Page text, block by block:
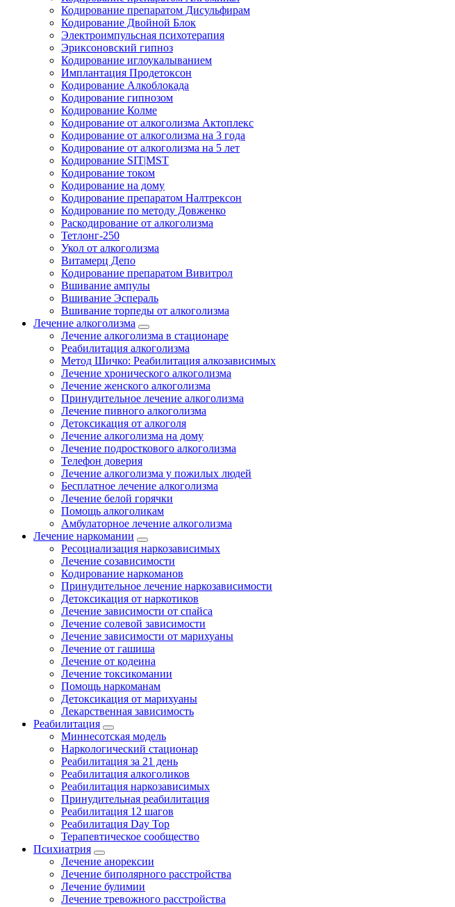
Кодирование препаратом Дисульфирам
Кодирование Двойной Блок
Электроимпульсная психотерапия
Эриксоновский гипноз
Кодирование иглоукалыванием
Имплантация Продетоксон
Кодирование Алкоблокада
Кодирование гипнозом
Кодирование Колме
Кодирование от алкоголизма Актоплекс
Кодирование от алкоголизма на 3 года
Кодирование от алкоголизма на 5 лет
Кодирование SIT|MST
Кодирование током
Кодирование на дому
Кодирование препаратом Налтрексон
Кодирование по методу Довженко
Раскодирование от алкоголизма
Тетлонг-250
Укол от алкоголизма
Витамерц Депо
Кодирование препаратом Вивитрол
Вшивание ампулы
Вшивание Эспераль
Вшивание торпеды от алкоголизма
Лечение алкоголизма
Лечение алкоголизма в стационаре
Реабилитация алкоголизма
Метод Шичко: Реабилитация алкозависимых
Лечение хронического алкоголизма
Лечение женского алкоголизма
Принудительное лечение алкоголизма
Лечение пивного алкоголизма
Детоксикация от алкоголя
Лечение алкоголизма на дому
Лечение подросткового алкоголизма
Телефон доверия
Лечение алкоголизма у пожилых людей
Бесплатное лечение алкоголизма
Лечение белой горячки
Помощь алкоголикам
Амбулаторное лечение алкоголизма
Лечение наркомании
Ресоциализация наркозависимых
Лечение созависимости
Кодирование наркоманов
Принудительное лечение наркозависимости
Детоксикация от наркотиков
Лечение зависимости от спайса
Лечение солевой зависимости
Лечение зависимости от марихуаны
Лечение от гашиша
Лечение от кодеина
Лечение токсикомании
Помощь наркоманам
Детоксикация от марихуаны
Лекарственная зависимость
Реабилитация
Миннесотская модель
Наркологический стационар
Реабилитация за 21 день
Реабилитация алкоголиков
Реабилитация наркозависимых
Принудительная реабилитация
Реабилитация 12 шагов
Реабилитация Day Top
Терапевтическое сообщество
Психиатрия
Лечение анорексии
Лечение биполярного расстройства
Лечение булимии
Лечение тревожного расстройства